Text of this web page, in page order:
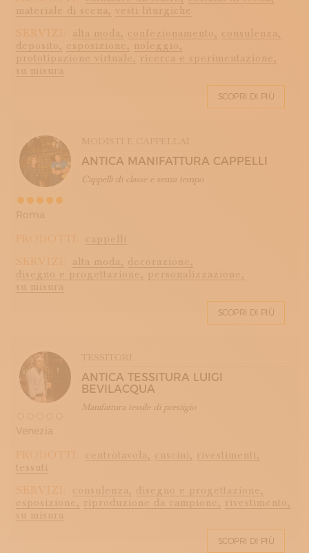
materiale di scena,
vesti liturgiche
SERVIZI:
alta moda, confezionamento, consulenza,
deposito,
esposizione,
noleggio,
prototipazione virtuale, ricerca e sperimentazione,
su misura
SCOPRI DI PIÙ
ANTICA MANIFATTURA CAPPELLI
Cappelli di classe e senza tempo
PRODOTTI:
cappelli
SERVIZI:
alta moda,
decorazione,
disegno e progettazione, personalizzazione,
su misura
SCOPRI DI PIÙ
ANTICA TESSITURA LUIGI
BEVILACQUA
Manifattura tessile di prestigio
PRODOTTI: centrotavola, cuscini,
rivestimenti,
tessuti
SERVIZI:
consulenza, disegno e progettazione,
esposizione, riproduzione da campione,
rivestimento,
su misura
SCOPRI DI PIÙ